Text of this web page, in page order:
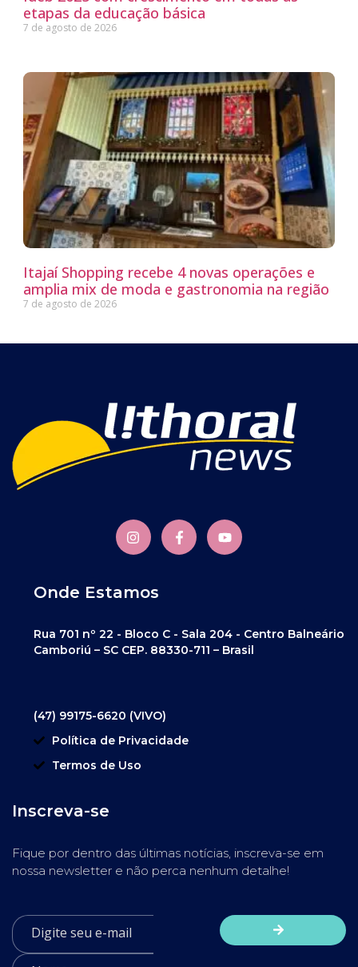
etapas da educação básica
7 de agosto de 2026
Itajaí Shopping recebe 4 novas operações e
amplia mix de moda e gastronomia na região
7 de agosto de 2026
Onde Estamos
Rua 701 nº 22 - Bloco C - Sala 204 - Centro Balneário
Camboriú – SC CEP. 88330-711 – Brasil
(47) 99175-6620 (VIVO)
Política de Privacidade
Termos de Uso
Inscreva-se
Fique por dentro das últimas notícias, inscreva-se em
nossa newsletter e não perca nenhum detalhe!